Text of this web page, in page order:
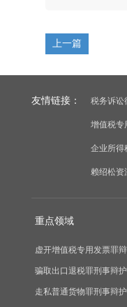
上一篇
友情链接： 税务诉讼
增值税专
企业所得
赖绍松资
重点领域
虚开增值税专用发票罪
骗取出口退税罪刑事辩护
走私普通货物罪刑事辩护